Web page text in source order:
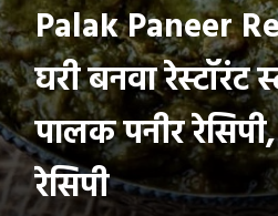
Palak Paneer
घरी बनवा रेस्टॉरंट
पालक पनीर
रेसिपी